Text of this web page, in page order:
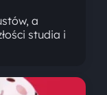
a
studia i